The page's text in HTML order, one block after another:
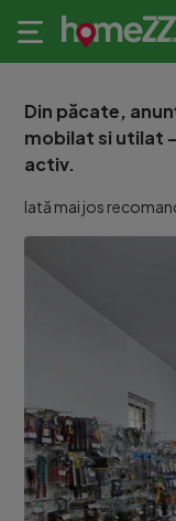
Din păcate,
mobilat si utilat
activ.
Iată mai jos